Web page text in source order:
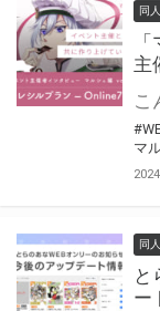
同人
主
マ
同人
と
ー